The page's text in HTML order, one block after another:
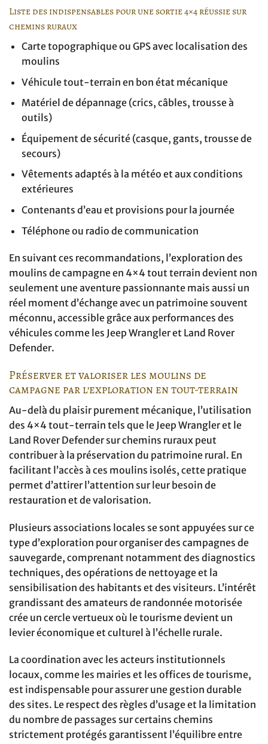
Liste des indispensables pour une sortie 4×4 réussie sur
chemins ruraux
Carte topographique ou GPS avec localisation des
moulins
Véhicule tout-terrain en bon état mécanique
Matériel de dépannage (crics, câbles, trousse à
outils)
Équipement de sécurité (casque, gants, trousse de
secours)
Vêtements adaptés à la météo et aux conditions
extérieures
Contenants d’eau et provisions pour la journée
Téléphone ou radio de communication
En suivant ces recommandations, l’exploration des
moulins de campagne en 4×4 tout terrain devient non
seulement une aventure passionnante mais aussi un
réel moment d’échange avec un patrimoine souvent
méconnu, accessible grâce aux performances des
véhicules comme les Jeep Wrangler et Land Rover
Defender.
Préserver et valoriser les moulins de
campagne par l’exploration en tout-terrain
Au-delà du plaisir purement mécanique, l’utilisation
des 4×4 tout-terrain tels que le Jeep Wrangler et le
Land Rover Defender sur chemins ruraux peut
contribuer à la préservation du patrimoine rural. En
facilitant l’accès à ces moulins isolés, cette pratique
permet d’attirer l’attention sur leur besoin de
restauration et de valorisation.
Plusieurs associations locales se sont appuyées sur ce
type d’exploration pour organiser des campagnes de
sauvegarde, comprenant notamment des diagnostics
techniques, des opérations de nettoyage et la
sensibilisation des habitants et des visiteurs. L’intérêt
grandissant des amateurs de randonnée motorisée
crée un cercle vertueux où le tourisme devient un
levier économique et culturel à l’échelle rurale.
La coordination avec les acteurs institutionnels
locaux, comme les mairies et les offices de tourisme,
est indispensable pour assurer une gestion durable
des sites. Le respect des règles d’usage et la limitation
du nombre de passages sur certains chemins
strictement protégés garantissent l’équilibre entre